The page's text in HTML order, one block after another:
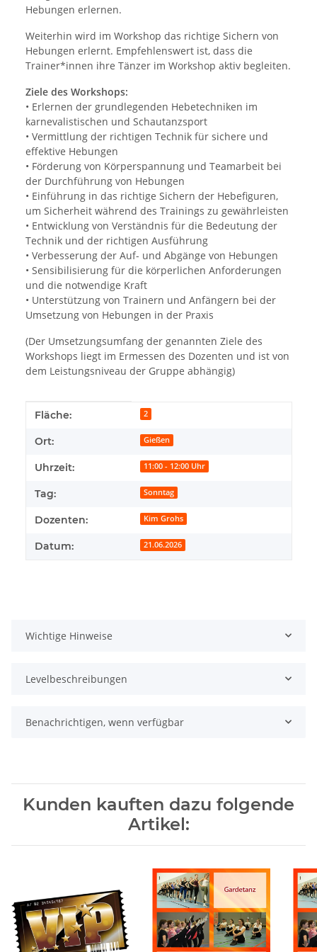
Hebungen erlernen.
Weiterhin wird im Workshop das richtige Sichern von
Hebungen erlernt. Empfehlenswert ist, dass die
Trainer*innen ihre Tänzer im Workshop aktiv begleiten.
Ziele des Workshops:
• Erlernen der grundlegenden Hebetechniken im
karnevalistischen und Schautanzsport
• Vermittlung der richtigen Technik für sichere und
effektive Hebungen
• Förderung von Körperspannung und Teamarbeit bei
der Durchführung von Hebungen
• Einführung in das richtige Sichern der Hebefiguren,
um Sicherheit während des Trainings zu gewährleisten
• Entwicklung von Verständnis für die Bedeutung der
Technik und der richtigen Ausführung
• Verbesserung der Auf- und Abgänge von Hebungen
• Sensibilisierung für die körperlichen Anforderungen
und die notwendige Kraft
• Unterstützung von Trainern und Anfängern bei der
Umsetzung von Hebungen in der Praxis
(Der Umsetzungsumfang der genannten Ziele des
Workshops liegt im Ermessen des Dozenten und ist von
dem Leistungsniveau der Gruppe abhängig)
Produkteigenschaft
Wert
Fläche: 2
Ort: Gießen
Uhrzeit: 11:00 - 12:00 Uhr
Tag: Sonntag
Dozenten: Kim Grohs
Datum: 21.06.2026
Wichtige Hinweise
Levelbeschreibungen
Benachrichtigen, wenn verfügbar
Kunden kauften dazu folgende
Artikel: